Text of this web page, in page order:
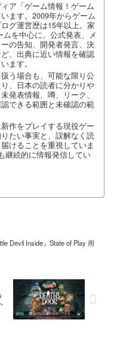
ア「ゲーム情報！ゲーム
ます。2009年からゲーム
グ運営歴は15年以上。家
ムを中心に、公式発表、メ
の告知、開発者発言、決
、出典に近い情報を確認
ます。
う場合も、可能な限り公
、日本の読者に分かりや
発表情報、噂、リーク、
できる範囲と未確認の範
作をプレイする現役ゲー
たい事実と、誤解なく読
けることを重視していま
継続的に情報発信してい
Devil Inside』State of Play 用